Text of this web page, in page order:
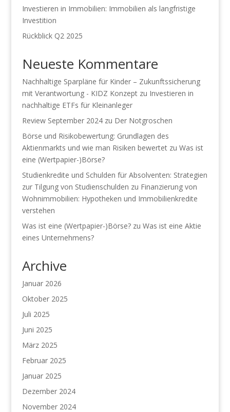
Investieren in Immobilien: Immobilien als langfristige
Investition
Rückblick Q2 2025
Neueste Kommentare
Nachhaltige Sparpläne für Kinder – Zukunftssicherung
mit Verantwortung - KIDZ Konzeptzu Investieren in
nachhaltige ETFs für Kleinanleger
Review September 2024zu Der Notgroschen
Börse und Risikobewertung: Grundlagen des
Aktienmarkts und wie man Risiken bewertetzu Was ist
eine (Wertpapier-)Börse?
Studienkredite und Schulden für Absolventen: Strategien
zur Tilgung von Studienschulden zu Finanzierung von
Wohnimmobilien: Hypotheken und Immobilienkredite
verstehen
Was ist eine (Wertpapier-)Börse?zu Was ist eine Aktie
eines Unternehmens?
Archive
Januar 2026
Oktober 2025
Juli 2025
Juni 2025
März 2025
Februar 2025
Januar 2025
Dezember 2024
November 2024